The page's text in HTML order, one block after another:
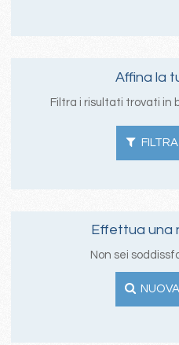
Affina la
Filtra i risultati trovati in
Effettua una
Non sei